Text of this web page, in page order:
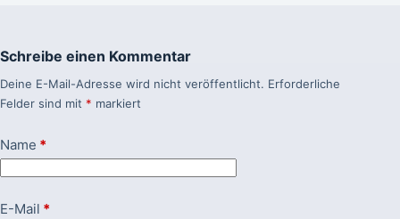
Schreibe einen Kommentar
Deine E-Mail-Adresse wird nicht veröffentlicht. Erforderliche
Felder sind mit * markiert
Name *
E-Mail *